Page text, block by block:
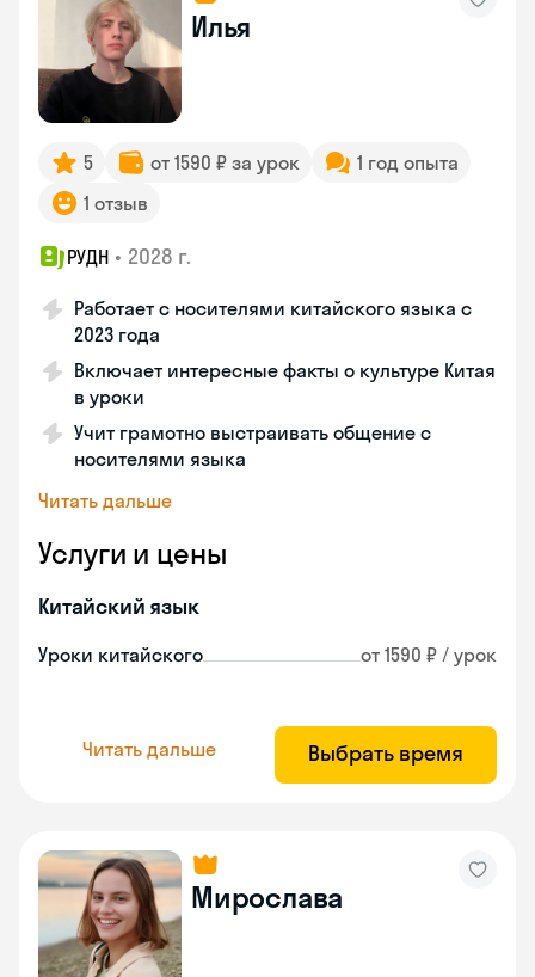
Илья
5 от 1590 ₽ за урок
1 год опыта
1 отзыв
РУДН • 2028 г.
Работает с носителями китайского языка с
2023 года
Включает интересные факты о культуре Китая
в уроки
Учит грамотно выстраивать общение с
носителями языка
Читать дальше
Услуги и цены
Китайский язык
Уроки китайского от 1590 ₽ / урок
Читать дальше Выбрать время
Мирослава